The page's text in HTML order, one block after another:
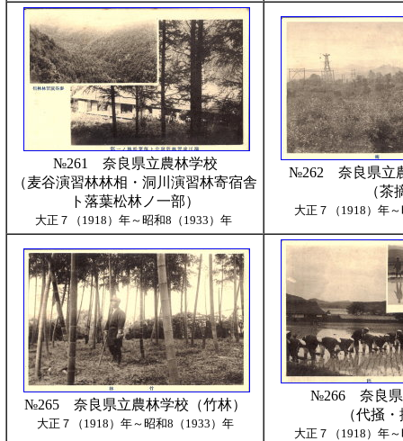
№261 奈良県立農林学校
（麦谷演習林林相・洞川演習林寄宿舎
ト落葉松林ノ一部）
大正７（1918）年～昭和8（1933）年
№262 奈良県立
（茶
大正７（1918）年
№265 奈良県立農林学校（竹林）
大正７（1918）年～昭和8（1933）年
№266 奈良県
（代掻
大正７（1918）年